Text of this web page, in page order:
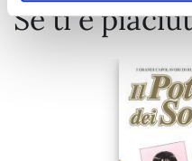
Se ti è